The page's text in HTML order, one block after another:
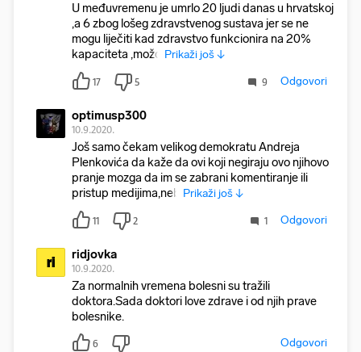
U međuvremenu je umrlo 20 ljudi danas u hrvatskoj
,a 6 zbog lošeg zdravstvenog sustava jer se ne
mogu liječiti kad zdravstvo funkcionira na 20%
kapaciteta ,možd Prikaži još ↓
17 5 9 Odgovori
optimusp300
10.9.2020.
Još samo čekam velikog demokratu Andreja
Plenkovića da kaže da ovi koji negiraju ovo njihovo
pranje mozga da im se zabrani komentiranje ili
pristup medijima,neb Prikaži još ↓
11 2 1 Odgovori
ri ridjovka
10.9.2020.
Za normalnih vremena bolesni su tražili
doktora.Sada doktori love zdrave i od njih prave
bolesnike.
6 Odgovori